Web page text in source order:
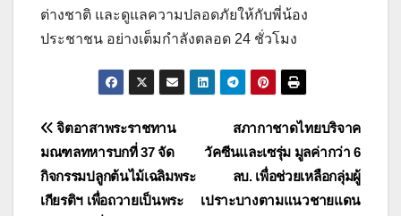
ต่างชาติ และดูแลความปลอดภัยให้กับพี่น้อง
ประชาชน อย่างเต็มกำลังตลอด 24 ชั่วโมง
แนะแนว
เรื่อง
สภากาชาดไทยบริจาค
วัคซีนและเซรุ่ม มูลค่ากว่า 6
ลบ. เพื่อช่วยเหลือกลุ่มผู้
เปราะบางตามแนวชายแดน
จิตอาสาพระราชทาน
มณฑลทหารบกที่ 37 จัด
กิจกรรมปลูกต้นไม้เฉลิมพระ
เกียรติฯ เพื่อถวายเป็นพระ